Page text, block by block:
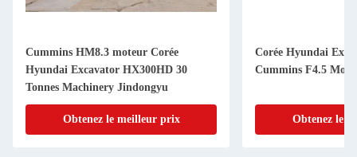
Cummins HM8.3 moteur Corée
Hyundai Excavator HX300HD 30
Tonnes Machinery Jindongyu
Obtenez le meilleur prix
Corée Hyundai
Cummins F4.5
Obtenez le